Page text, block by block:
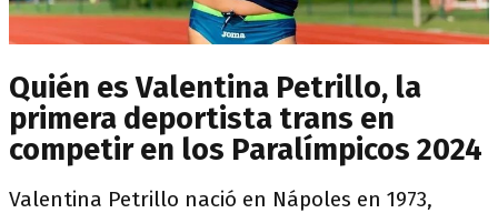
Quién es Valentina Petrillo, la
primera deportista trans en
competir en los Paralímpicos 2024
Valentina Petrillo nació en Nápoles en 1973,